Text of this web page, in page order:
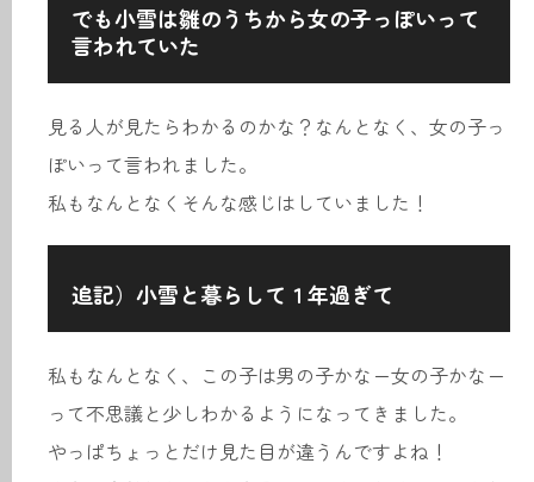
でも小雪は雛のうちから女の子っぽいって
言われていた
見る人が見たらわかるのかな？なんとなく、女の子っ
ぽいって言われました。
私もなんとなくそんな感じはしていました！
追記）小雪と暮らして１年過ぎて
私もなんとなく、この子は男の子かなー女の子かなー
って不思議と少しわかるようになってきました。
やっぱちょっとだけ見た目が違うんですよね！